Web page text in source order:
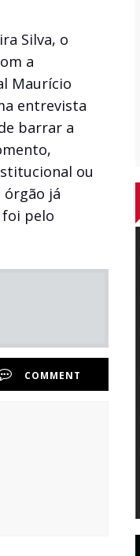
Silva, o
a
Maurício
entrevista
barrar a
ou
já
pelo
COMMENT